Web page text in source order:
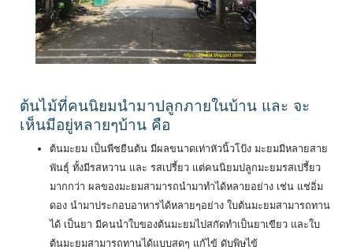
ต้นไม้ที่คนนิยมนำมาปลูกภายในบ้าน และ จะ
เห็นมีอยู่หลายๆบ้าน คือ
ต้นมะยม เป็นพืชยืนต้น มีผลขนาดเท่าหัวนิ้วโป้ง มะยมมีหลายสาย
พันธุ์ ทั้งมีรสหวาน และ รสเปรี้ยว แต่คนนิยมปลูกมะยมรสเปรี้ยว
มากกว่า ผลของมะยมสามารถนำมาทำได้หลายอย่าง เช่น แช่อิ่ม
ดอง นำมาประกอบอาหารได้หลายๆอย่าง ใบต้นมะยมสามารถทาน
ได้ เป็นยา มีคนนำใบของต้นมะยมไปสกัดทำเป็นยาเขียว และใบ
ต้นมะยมสามารถทานได้แบบสดๆ แก้ไข้ ดับพิษไข้